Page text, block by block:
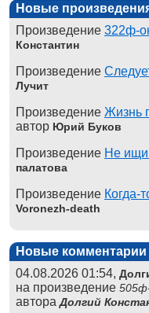
Новые
Произведение 322ф-
Константин
Произведение
Лучит
Произведение Жизнь
автор Юрий Буков
Произведение Не
палатова
Произведение Когда-
Voronezh-death
Новые комментарии
04.08.2026 01:54,
на произведение
автораДолгий